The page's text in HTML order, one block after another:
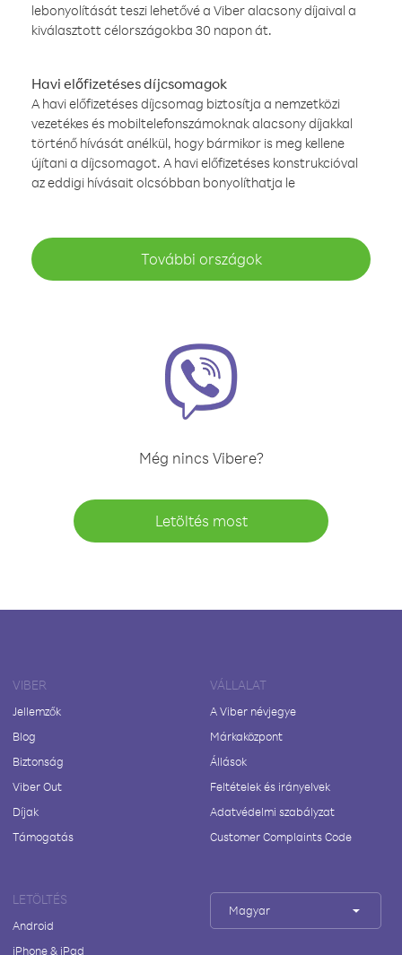
lebonyolítását teszi lehetővé a Viber alacsony díjaival a
kiválasztott célországokba 30 napon át.
Havi előfizetéses díjcsomagok
A havi előfizetéses díjcsomag biztosítja a nemzetközi
vezetékes és mobiltelefonszámoknak alacsony díjakkal
történő hívását anélkül, hogy bármikor is meg kellene
újítani a díjcsomagot. A havi előfizetéses konstrukcióval
az eddigi hívásait olcsóbban bonyolíthatja le
További országok
Még nincs Vibere?
Letöltés most
VIBER
Jellemzők
Blog
Biztonság
Viber Out
Díjak
Támogatás
VÁLLALAT
A Viber névjegye
Márkaközpont
Állások
Feltételek és irányelvek
Adatvédelmi szabályzat
Customer Complaints Code
LETÖLTÉS
Android
iPhone & iPad
Magyar